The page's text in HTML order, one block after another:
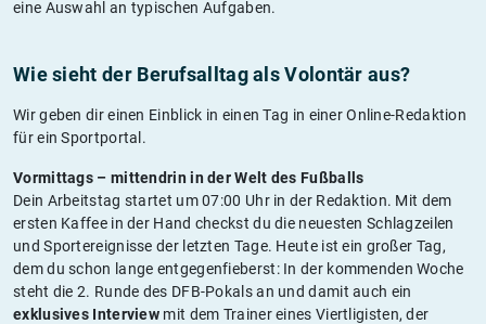
eine Auswahl an typischen Aufgaben.
Wie sieht der Berufsalltag als Volontär aus?
Wir geben dir einen Einblick in einen Tag in einer Online-Redaktion
für ein Sportportal.
Vormittags – mittendrin in der Welt des Fußballs
Dein Arbeitstag startet um 07:00 Uhr in der Redaktion. Mit dem
ersten Kaffee in der Hand checkst du die neuesten Schlagzeilen
und Sportereignisse der letzten Tage. Heute ist ein großer Tag,
dem du schon lange entgegenfieberst: In der kommenden Woche
steht die 2. Runde des DFB-Pokals an und damit auch ein
exklusives Interview mit dem Trainer eines Viertligisten, der